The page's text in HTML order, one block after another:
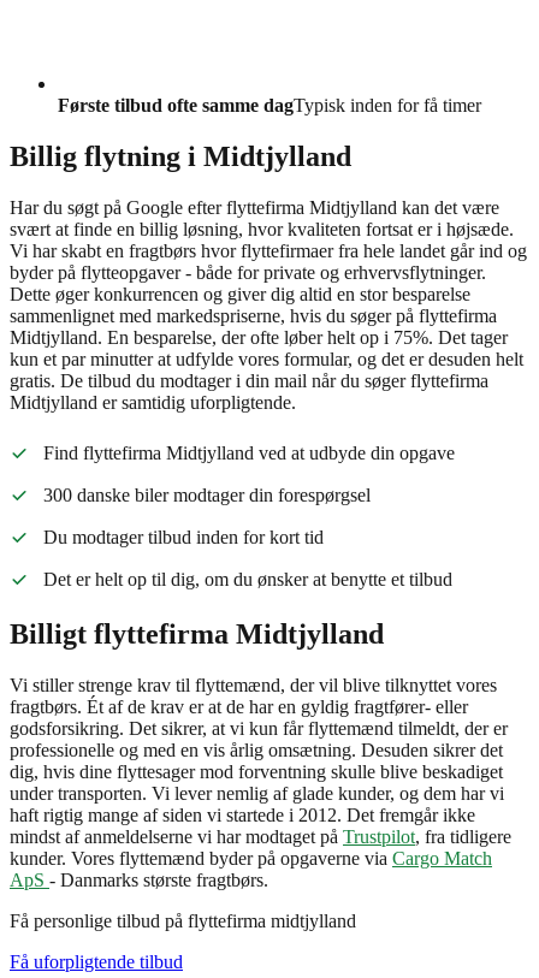
Første tilbud ofte samme dagTypisk inden for få timer
Billig flytning i Midtjylland
Har du søgt på Google efter flyttefirma Midtjylland kan det være
svært at finde en billig løsning, hvor kvaliteten fortsat er i højsæde.
Vi har skabt en fragtbørs hvor flyttefirmaer fra hele landet går ind og
byder på flytteopgaver - både for private og erhvervsflytninger.
Dette øger konkurrencen og giver dig altid en stor besparelse
sammenlignet med markedspriserne, hvis du søger på flyttefirma
Midtjylland. En besparelse, der ofte løber helt op i 75%. Det tager
kun et par minutter at udfylde vores formular, og det er desuden helt
gratis. De tilbud du modtager i din mail når du søger flyttefirma
Midtjylland er samtidig uforpligtende.
Find flyttefirma Midtjylland ved at udbyde din opgave
300 danske biler modtager din forespørgsel
Du modtager tilbud inden for kort tid
Det er helt op til dig, om du ønsker at benytte et tilbud
Billigt flyttefirma Midtjylland
Vi stiller strenge krav til flyttemænd, der vil blive tilknyttet vores
fragtbørs. Ét af de krav er at de har en gyldig fragtfører- eller
godsforsikring. Det sikrer, at vi kun får flyttemænd tilmeldt, der er
professionelle og med en vis årlig omsætning. Desuden sikrer det
dig, hvis dine flyttesager mod forventning skulle blive beskadiget
under transporten. Vi lever nemlig af glade kunder, og dem har vi
haft rigtig mange af siden vi startede i 2012. Det fremgår ikke
mindst af anmeldelserne vi har modtaget på Trustpilot, fra tidligere
kunder. Vores flyttemænd byder på opgaverne via Cargo Match
ApS - Danmarks største fragtbørs.
Få personlige tilbud på flyttefirma midtjylland
Få uforpligtende tilbud